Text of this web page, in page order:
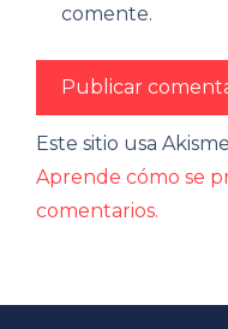
comente.
Este sitio usa
Aprende cómo se
comentarios.